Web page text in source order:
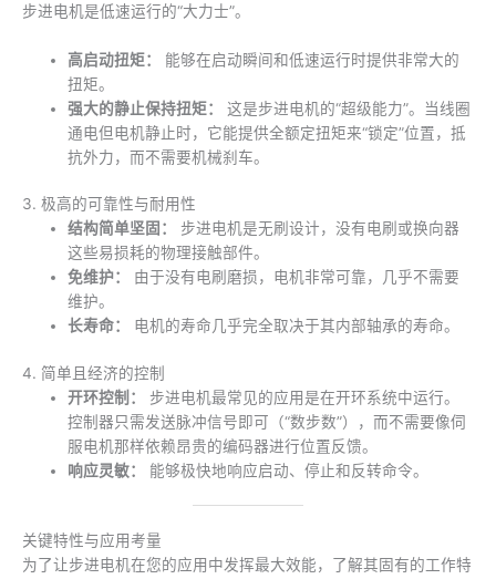
步进电机是低速运行的“大力士”。
高启动扭矩：
能够在启动瞬间和低速运行时提供非常大的
扭矩。
强大的静止保持扭矩：
这是步进电机的“超级能力”。当线圈
通电但电机静止时，它能提供全额定扭矩来“锁定”位置，抵
抗外力，而不需要机械刹车。
3. 极高的可靠性与耐用性
结构简单坚固：
步进电机是无刷设计，没有电刷或换向器
这些易损耗的物理接触部件。
免维护：
由于没有电刷磨损，电机非常可靠，几乎不需要
维护。
长寿命：
电机的寿命几乎完全取决于其内部轴承的寿命。
4. 简单且经济的控制
开环控制：
步进电机最常见的应用是在开环系统中运行。
控制器只需发送脉冲信号即可（“数步数”），而不需要像伺
服电机那样依赖昂贵的编码器进行位置反馈。
响应灵敏：
能够极快地响应启动、停止和反转命令。
关键特性与应用考量
为了让步进电机在您的应用中发挥最大效能，了解其固有的工作特